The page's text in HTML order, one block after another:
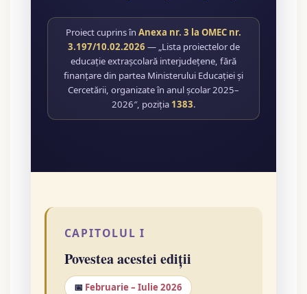
Proiect cuprins în Anexa nr. 3 la OMEC nr.
3.197/10.02.2026 — „Lista proiectelor de
educație extrașcolară interjudețene, fără
finanțare din partea Ministerului Educației și
Cercetării, organizate în anul școlar 2025–
2026″, poziția 1383.
CAPITOLUL I
Povestea acestei ediții
📅 Februarie – Iulie 2026